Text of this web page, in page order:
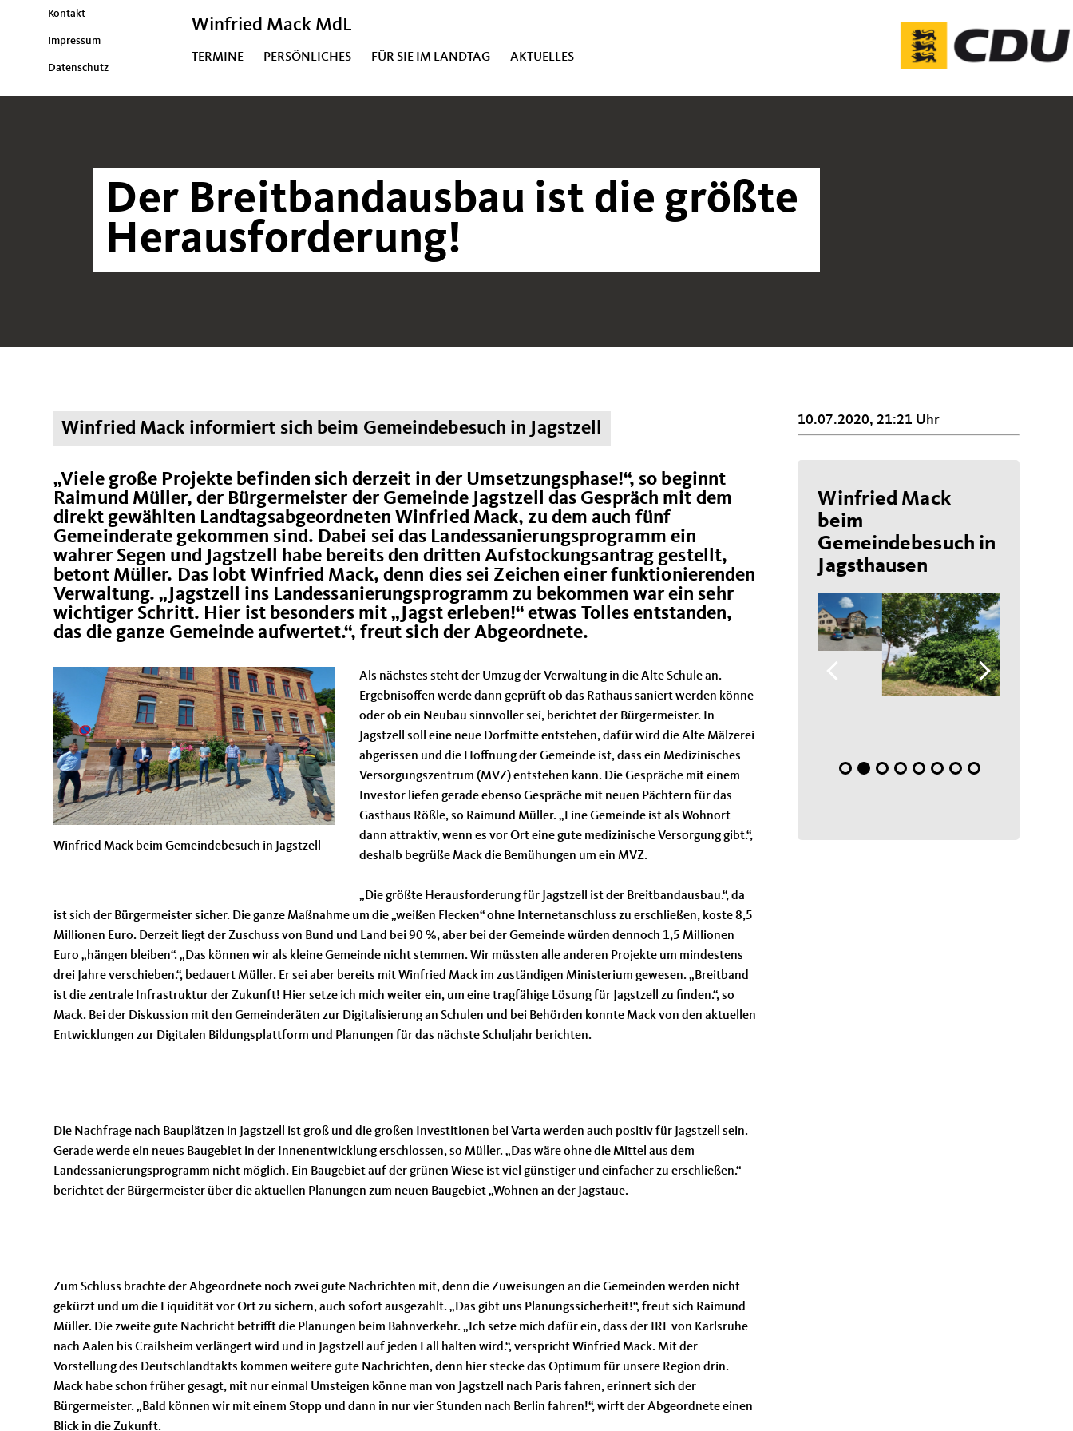
Kontakt
Impressum
Datenschutz
Winfried Mack MdL
TERMINE PERSÖNLICHES FÜR SIE IM LANDTAG AKTUELLES
Der Breitbandausbau ist die größte
Herausforderung!
Winfried Mack informiert sich beim Gemeindebesuch in Jagstzell
Viele große Projekte befinden sich derzeit in der Umsetzungsphase!“, so beginnt
Raimund Müller, der Bürgermeister der Gemeinde Jagstzell das Gespräch mit dem
direkt gewählten Landtagsabgeordneten Winfried Mack, zu dem auch fünf
Gemeinderate gekommen sind. Dabei sei das Landessanierungsprogramm ein
wahrer Segen und Jagstzell habe bereits den dritten Aufstockungsantrag gestellt,
betont Müller. Das lobt Winfried Mack, denn dies sei Zeichen einer funktionierenden
Verwaltung. „Jagstzell ins Landessanierungsprogramm zu bekommen war ein sehr
wichtiger Schritt. Hier ist besonders mit „Jagst erleben!“ etwas Tolles entstanden,
das die ganze Gemeinde aufwertet.“, freut sich der Abgeordnete.
Winfried Mack beim Gemeindebesuch in Jagstzell
Als nächstes steht der Umzug der Verwaltung in die Alte Schule an.
Ergebnisoffen werde dann geprüft ob das Rathaus saniert werden könne
oder ob ein Neubau sinnvoller sei, berichtet der Bürgermeister. In
Jagstzell soll eine neue Dorfmitte entstehen, dafür wird die Alte Mälzerei
abgerissen und die Hoffnung der Gemeinde ist, dass ein Medizinisches
Versorgungszentrum (MVZ) entstehen kann. Die Gespräche mit einem
Investor liefen gerade ebenso Gespräche mit neuen Pächtern für das
Gasthaus Rößle, so Raimund Müller. „Eine Gemeinde ist als Wohnort
dann attraktiv, wenn es vor Ort eine gute medizinische Versorgung gibt.“,
deshalb begrüße Mack die Bemühungen um ein MVZ.
Die größte Herausforderung für Jagstzell ist der Breitbandausbau.“, da
ist sich der Bürgermeister sicher. Die ganze Maßnahme um die „weißen Flecken“ ohne Internetanschluss zu erschließen, koste 8,5
Millionen Euro. Derzeit liegt der Zuschuss von Bund und Land bei 90 %, aber bei der Gemeinde würden dennoch 1,5 Millionen
Euro „hängen bleiben“. „Das können wir als kleine Gemeinde nicht stemmen. Wir müssten alle anderen Projekte um mindestens
drei Jahre verschieben.“, bedauert Müller. Er sei aber bereits mit Winfried Mack im zuständigen Ministerium gewesen. „Breitband
ist die zentrale Infrastruktur der Zukunft! Hier setze ich mich weiter ein, um eine tragfähige Lösung für Jagstzell zu finden.“, so
Mack. Bei der Diskussion mit den Gemeinderäten zur Digitalisierung an Schulen und bei Behörden konnte Mack von den aktuellen
Entwicklungen zur Digitalen Bildungsplattform und Planungen für das nächste Schuljahr berichten.
Die Nachfrage nach Bauplätzen in Jagstzell ist groß und die großen Investitionen bei Varta werden auch positiv für Jagstzell sein.
Gerade werde ein neues Baugebiet in der Innenentwicklung erschlossen, so Müller. „Das wäre ohne die Mittel aus dem
Landessanierungsprogramm nicht möglich. Ein Baugebiet auf der grünen Wiese ist viel günstiger und einfacher zu erschließen.“
berichtet der Bürgermeister über die aktuellen Planungen zum neuen Baugebiet „Wohnen an der Jagstaue.
Zum Schluss brachte der Abgeordnete noch zwei gute Nachrichten mit, denn die Zuweisungen an die Gemeinden werden nicht
gekürzt und um die Liquidität vor Ort zu sichern, auch sofort ausgezahlt. „Das gibt uns Planungssicherheit!“, freut sich Raimund
Müller. Die zweite gute Nachricht betrifft die Planungen beim Bahnverkehr. „Ich setze mich dafür ein, dass der IRE von Karlsruhe
nach Aalen bis Crailsheim verlängert wird und in Jagstzell auf jeden Fall halten wird.“, verspricht Winfried Mack. Mit der
Vorstellung des Deutschlandtakts kommen weitere gute Nachrichten, denn hier stecke das Optimum für unsere Region drin.
Mack habe schon früher gesagt, mit nur einmal Umsteigen könne man von Jagstzell nach Paris fahren, erinnert sich der
Bürgermeister. „Bald können wir mit einem Stopp und dann in nur vier Stunden nach Berlin fahren!“, wirft der Abgeordnete einen
Blick in die Zukunft.
10.07.2020, 21:21 Uhr
Winfried Mack
beim
Gemeindebesuch in
Jagsthausen